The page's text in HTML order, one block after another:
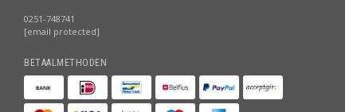
0251-748741
[email protected]
BETAALMETHODEN